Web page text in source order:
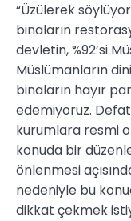
“Üzülerek
binaların
devletin, %92’si
Müslümanların
binaların hayır
edemiyoruz.
kurumlara resmi
konuda bir
önlenmesi
nedeniyle bu
dikkat çekmek